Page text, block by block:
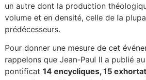
un autre dont la production
volume et en densité, celle de la
prédécesseurs.
Pour donner une mesure de cet
rappelons que Jean-Paul II a publié
pontificat 14 encycliques, 15